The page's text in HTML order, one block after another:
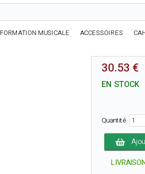
FORMATION MUSICALE ACCESSOIRES
30.53 €
EN STOCK
Quantité